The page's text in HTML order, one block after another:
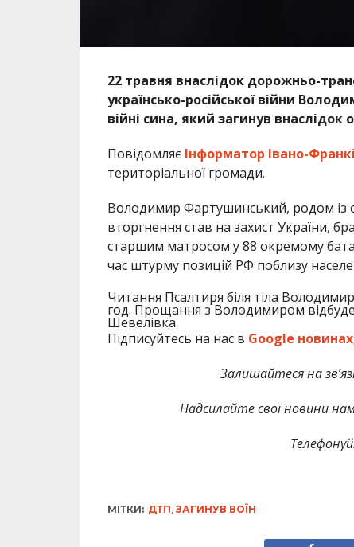
22 травня внаслідок дорожньо-
українсько-російської війни
війні сина, який загинув внаслідок
Повідомляє Інформатор Івано-
територіальної громади.
Володимир Фартушинський, родом із
вторгнення став на захист України,
старшим матросом у 88 окремому
час штурму позицій РФ поблизу
Читання Псалтиря біля тіла
год. Прощання з Володимиром
Шевелівка.
Підписуйтесь на нас в Google
Залишайтеся на
Надсилайте свої новини
МІТКИ: ДТП ЗАГИНУВ ВОЇН